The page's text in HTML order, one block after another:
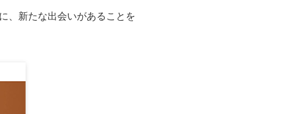
、新たな出会いがあることを